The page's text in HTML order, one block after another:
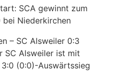
SCA gewinnt zum
Niederkirchen
– SC Alsweiler 0:3
SC Alsweiler ist mit
(0:0)-Auswärtssieg